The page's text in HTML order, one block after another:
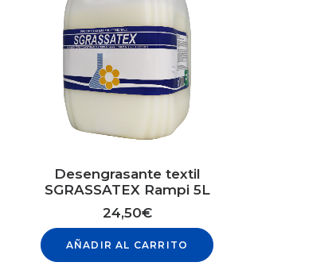
Desengrasante textil
SGRASSATEX Rampi 5L
24,50€
AÑADIR AL CARRITO